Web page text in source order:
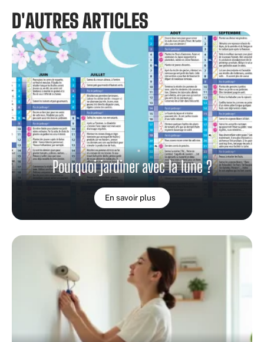
D'AUTRES ARTICLES
Pourquoi jardiner avec la lune ?
En savoir plus